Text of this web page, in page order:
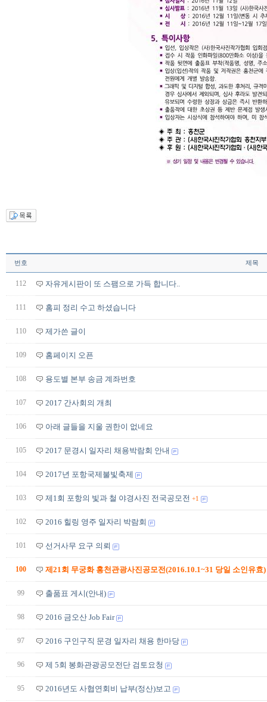
번호 제목
112 자유게시판이 또 스팸으로 가득 합니다..
111 홈피 정리 수고 하셨습니다
110 제가쓴 글이
109 홈페이지 오픈
108 용도별 본부 송금 계좌번호
107 2017 간사회의 개최
106 아래 글들을 지울 권한이 없네요
105 2017 문경시 일자리 채용박람회 안내
104 2017년 포항국제불빛축제
103 제1회 포항의 빛과 철 야경사진 전국공모전 +1
102 2016 힐링 영주 일자리 박람회
101 선거사무 요구 의뢰
100 제21회 무궁화 홍천관광사진공모전(2016.10.1~31 당일 소인유효)
99 출품표 게시(안내)
98 2016 금오산 Job Fair
97 2016 구인구직 문경 일자리 채용 한마당
96 제 5회 봉화관광공모전단 검토요청
95 2016년도 사협연회비 납부(정산)보고